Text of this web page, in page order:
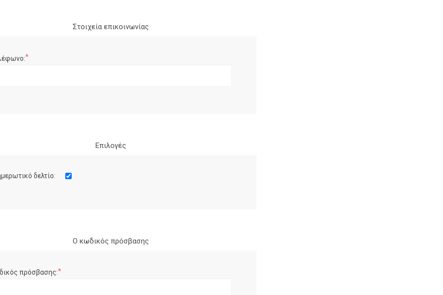
Στοιχεία επικοινωνίας
*
Επιλογές
δελτίο:
Ο κωδικός πρόσβασης
πρόσβασης:*